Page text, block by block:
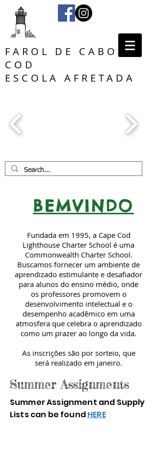
FAROL DE CABO
COD
ESCOLA AFRETADA
BEMVINDO
Fundada em 1995, a Cape Cod
Lighthouse Charter School é uma
Commonwealth Charter School.
Buscamos fornecer um ambiente de
aprendizado estimulante e desafiador
para alunos do ensino médio, onde
os professores promovem o
desenvolvimento intelectual e o
desempenho acadêmico em uma
atmosfera que celebra o aprendizado
como um prazer ao longo da vida.
As inscrições são por sorteio, que
será realizado em janeiro.
Summer Assignments
Summer Assignment and Supply
Lists can be foundHERE